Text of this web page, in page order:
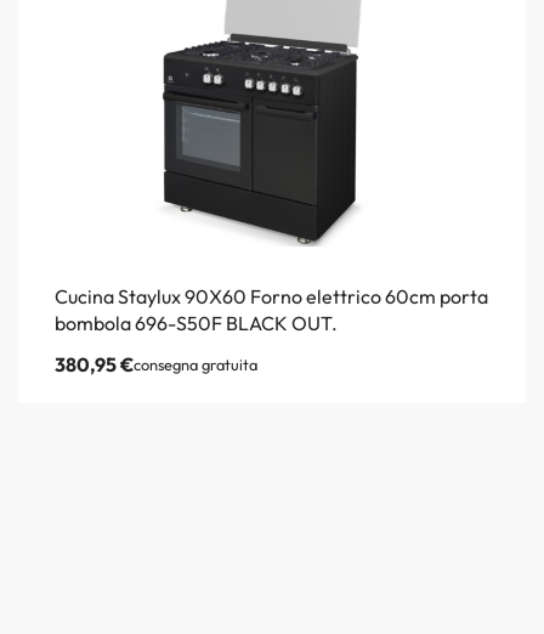
Cucina Staylux 90X60 Forno elettrico 60cm porta
bombola 696-S50F BLACK OUT.
380,95€consegna gratuita